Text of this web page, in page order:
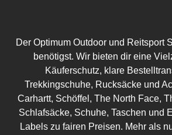
Der Optimum Outdoor und Reitsport
benötigst. Wir bieten dir eine
Käuferschutz, klare
Trekkingschuhe, Rucksäcke und
Carhartt, Schöffel, The North Face,
Schlafsäcke, Schuhe, Taschen und
Labels zu fairen Preisen. Mehr als